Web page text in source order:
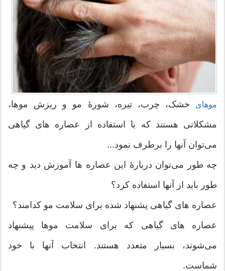
موهای
خشک، چرب، تیره، شورۀ مو و ریزش موها،
مشکلاتی هستند که با استفاده از عصاره های گیاهی
می‌توان آنها را برطرف نمود...
چه طور می‌توان دربارۀ این عصاره ها آموزش دید و چه
طور باید از آنها استفاده کرد؟
عصاره های گیاهی پشنهاد شده برای سلامت مو کدامند؟
عصاره های گیاهی که برای سلامت موها پیشنهاد
می‌شوند، بسیار متعدد هستند. انتخاب آنها با خود
شماست.